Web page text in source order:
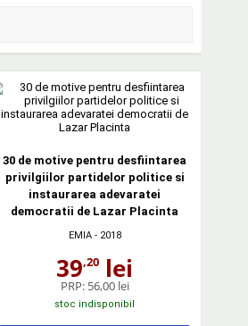
30 de motive pentru desfiintarea
privilgiilor partidelor politice si
instaurarea adevaratei
democratii de Lazar Placinta
EMIA- 2018
39,20 lei
PRP: 56,00 lei
stoc indisponibil